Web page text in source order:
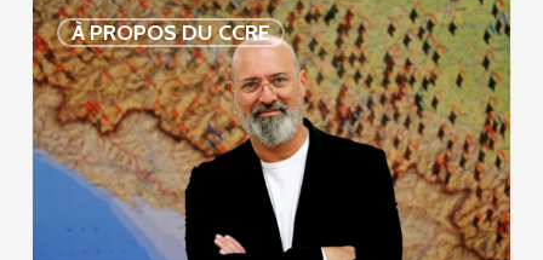
À PROPOS DU CCRE
Voix
de
nos
75
ans
d’histoire